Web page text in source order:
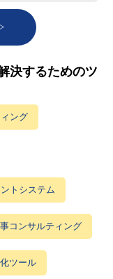
決するためのツ
ング
トシステム
コンサルティング
ツール